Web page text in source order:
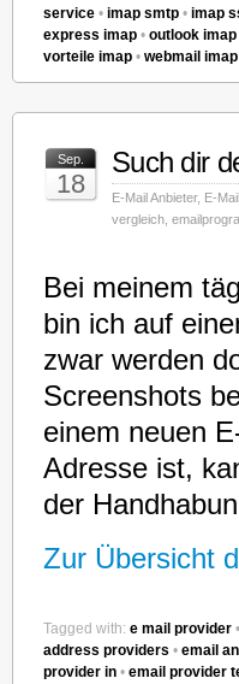
service • imap smtp • imap
express imap • outlook imap
vorteile imap • webmail imap
Sep.
18
Such dir
E-Mail Anbieter, E-
vergleich
Bei meinem
bin ich auf
zwar werden
Screenshots
einem neuen
Adresse ist,
der
Zur Übersicht
Tagged with: e mail provider •
address providers • email
provider in • email provider